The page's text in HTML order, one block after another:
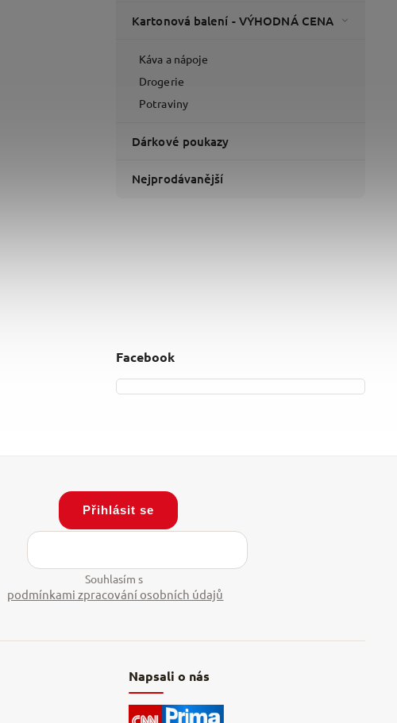
Kartonová balení - VÝHODNÁ CENA
Káva a nápoje
Drogerie
Potraviny
Dárkové poukazy
Nejprodávanější
Facebook
Souhlasím s
podmínkami zpracování osobních údajů
Přihlásit se
Napsali o nás